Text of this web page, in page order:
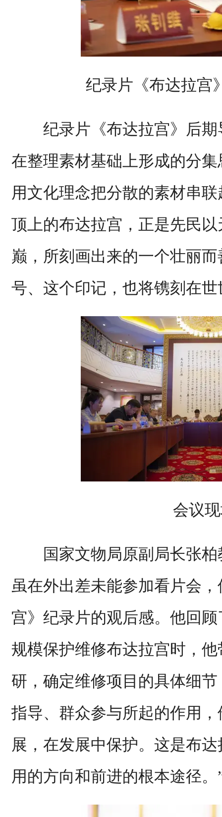
纪录片《布达拉宫
纪录片《布达拉宫》后期
在整理素材基础上形成的分
用文化理念把分散的素材串
顶上的布达拉宫，正是先民
巅，所刻画出来的一个壮丽
号、这个印记，也将镌刻在
会议
国家文物局原副局长张柏
虽在外出差未能参加看片会
宫》纪录片的观后感。他回
规模保护维修布达拉宫时，
研，确定维修项目的具体细
指导、群众参与所起的作用
展，在发展中保护。这是布
用的方向和前进的根本途径。